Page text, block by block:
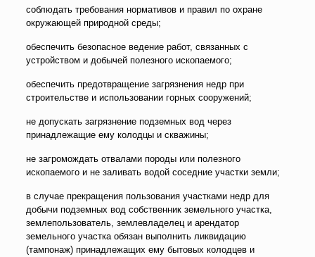
соблюдать требования нормативов и правил по охране
окружающей природной среды;
обеспечить безопасное ведение работ, связанных с
устройством и добычей полезного ископаемого;
обеспечить предотвращение загрязнения недр при
строительстве и использовании горных сооружений;
не допускать загрязнение подземных вод через
принадлежащие ему колодцы и скважины;
не загромождать отвалами породы или полезного
ископаемого и не заливать водой соседние участки земли;
в случае прекращения пользования участками недр для
добычи подземных вод собственник земельного участка,
землепользователь, землевладелец и арендатор
земельного участка обязан выполнить ликвидацию
(тампонаж) принадлежащих ему бытовых колодцев и